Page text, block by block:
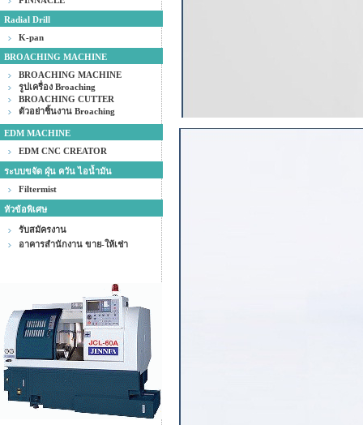
Radial Drill
K-pan
BROACHING MACHINE
BROACHING MACHINE
รูปเครื่อง Broaching
BROACHING CUTTER
ตัวอย่าชิ้นงาน Broaching
EDM MACHINE
EDM CNC CREATOR
ระบบขจัด ฝุ่น ควัน ไอน้ำมัน
Filtermist
หัวข้อพิเศษ
รับสมัครงาน
อาคารสำนักงาน ขาย-ให้เช่า